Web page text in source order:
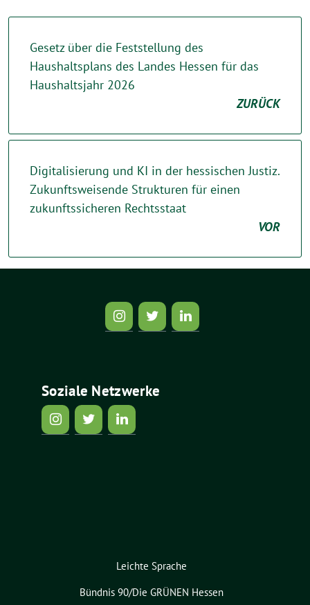
Gesetz über die Feststellung des
Haushaltsplans des Landes Hessen für das
Haushaltsjahr 2026
ZURÜCK
Digitalisierung und KI in der hessischen Justiz.
Zukunftsweisende Strukturen für einen
zukunftssicheren Rechtsstaat
VOR
Soziale Netzwerke
Leichte Sprache
Bündnis 90/Die GRÜNEN Hessen